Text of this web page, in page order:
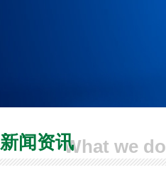
新闻资讯What we do